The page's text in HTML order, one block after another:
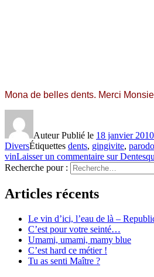
Mona de belles dents. Merci
AuteurPublié le 18 janvier 2010
DiversÉtiquettes dents, gingivite,
vinLaisser un commentaire sur
Recherche pour :
Articles récents
Le vin d’ici, l’eau de là –
C’est pour votre seinté…
Umami, umami, mamy blue
C’est hard ce métier !
Tu as senti Maître ?